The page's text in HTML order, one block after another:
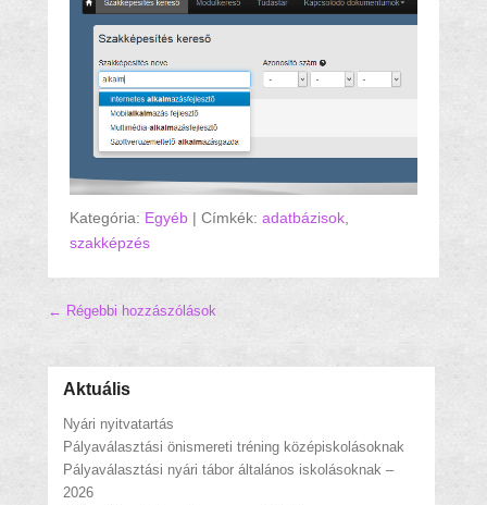
Kategória: Egyéb | Címkék: adatbázisok
szakképzés
Hozzászólás navigáció
← Régebbi hozzászólások
Aktuális
Nyári nyitvatartás
Pályaválasztási önismereti tréning középiskolásoknak
Pályaválasztási nyári tábor általános iskolásoknak –
2026